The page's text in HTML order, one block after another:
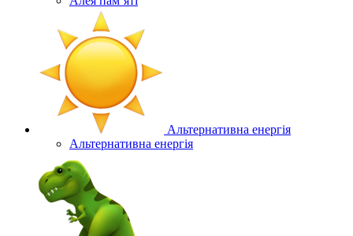
Альтернативна енергія
Альтернативна енергія